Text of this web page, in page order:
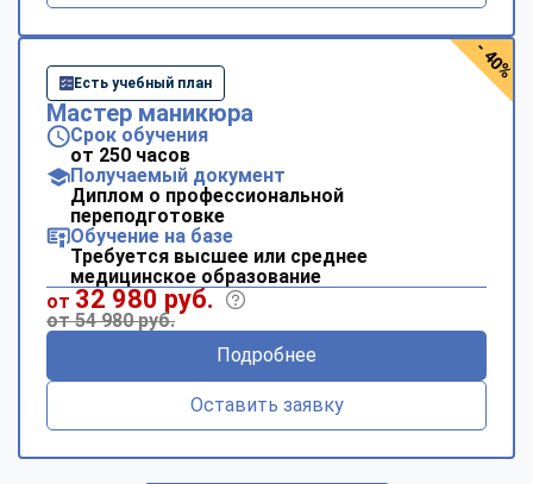
Есть учебный план
Мастер маникюра
Срок обучения
от 250 часов
Получаемый документ
Диплом о профессиональной
переподготовке
Обучение на базе
Требуется высшее или среднее
медицинское образование
от 32 980 руб.
от 54 980 руб.
Подробнее
Оставить заявку
- 40%